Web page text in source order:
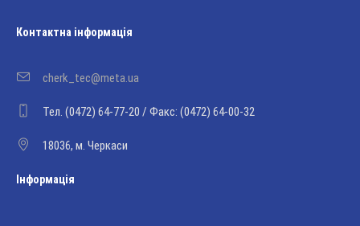
Контактна інформація
cherk_tec@meta.ua
Тел. (0472) 64-77-20 / Факс: (0472) 64-00-32
18036, м. Черкаси
Інформація